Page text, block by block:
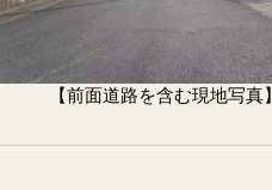
【前面道路を含む現地写真】